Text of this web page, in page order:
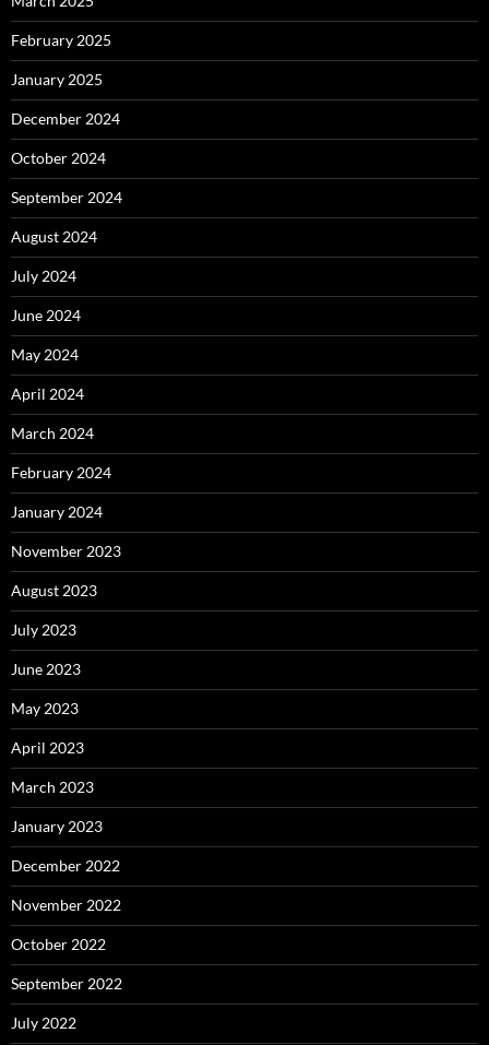
February 2025
January 2025
December 2024
October 2024
September 2024
August 2024
July 2024
June 2024
May 2024
April 2024
March 2024
February 2024
January 2024
November 2023
August 2023
July 2023
June 2023
May 2023
April 2023
March 2023
January 2023
December 2022
November 2022
October 2022
September 2022
July 2022